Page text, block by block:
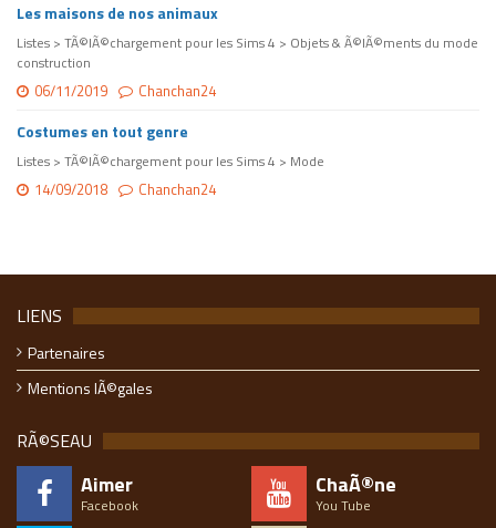
Les maisons de nos animaux
Listes > TÃ©lÃ©chargement pour les Sims 4 > Objets & Ã©lÃ©ments du mode
construction
06/11/2019 Chanchan24
Costumes en tout genre
Listes > TÃ©lÃ©chargement pour les Sims 4 > Mode
14/09/2018 Chanchan24
LIENS
Partenaires
Mentions lÃ©gales
RÃ©SEAU
Aimer
Facebook
ChaÃ®ne
You Tube